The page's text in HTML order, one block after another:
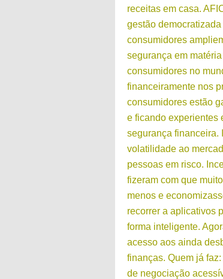
receitas em casa.
gestão
consumidores
segurança em
consumidores no
financeiramente nos
consumidores estão
e ficando experientes
segurança financeira.
volatilidade ao
pessoas em risco.
fizeram com que
menos e
recorrer a aplicativos
forma inteligente.
acesso aos ainda
finanças. Quem já
de negociação